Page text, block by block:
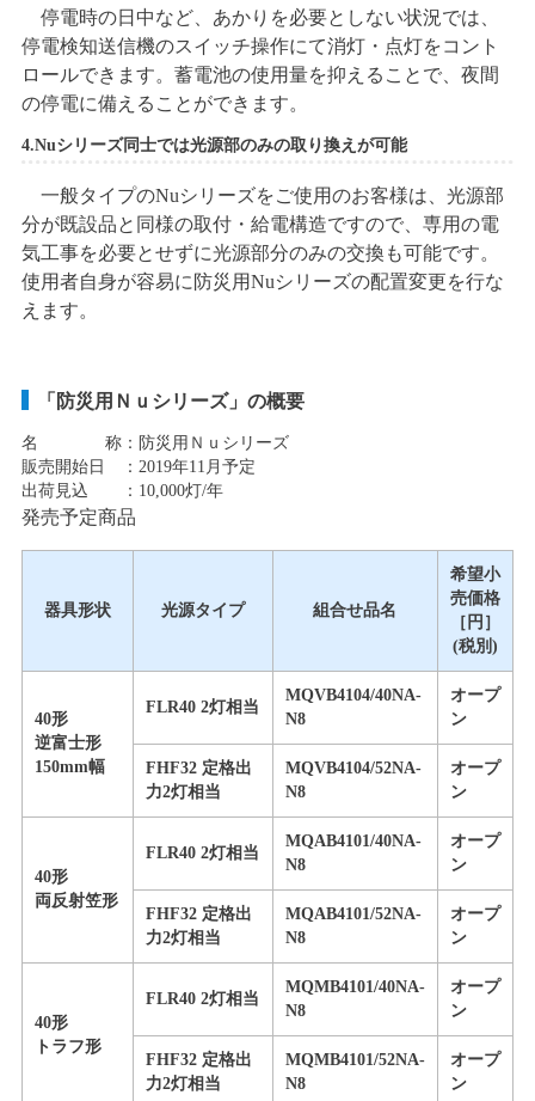
停電時の日中など、あかりを必要としない状況では、
停電検知送信機のスイッチ操作にて消灯・点灯をコント
ロールできます。蓄電池の使用量を抑えることで、夜間
の停電に備えることができます。
4.Nuシリーズ同士では光源部のみの取り換えが可能
一般タイプのNuシリーズをご使用のお客様は、光源部
分が既設品と同様の取付・給電構造ですので、専用の電
気工事を必要とせずに光源部分のみの交換も可能です。
使用者自身が容易に防災用Nuシリーズの配置変更を行な
えます。
「防災用Ｎｕシリーズ」の概要
名 称：防災用Ｎｕシリーズ
販売開始日
：2019年11月予定
出荷見込
：10,000灯/年
発売予定商品
器具形状 光源タイプ 組合せ品名
希望小
売価格
［円］
(税別)
40形
逆富士形
150mm幅
FLR40 2灯相当
MQVB4104/40NA-
N8
オープ
ン
FHF32 定格出
力2灯相当
MQVB4104/52NA-
N8
オープ
ン
40形
両反射笠形
FLR40 2灯相当
MQAB4101/40NA-
N8
オープ
ン
FHF32 定格出
力2灯相当
MQAB4101/52NA-
N8
オープ
ン
40形
トラフ形
FLR40 2灯相当
MQMB4101/40NA-
N8
オープ
ン
FHF32 定格出
力2灯相当
MQMB4101/52NA-
N8
オープ
ン